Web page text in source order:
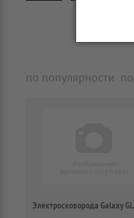
по популярности
Электросковорода Galaxy